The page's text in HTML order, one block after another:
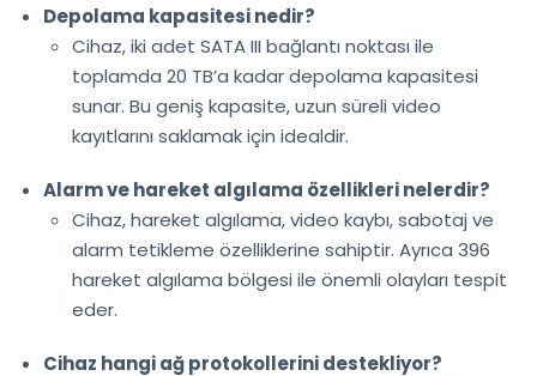
Depolama kapasitesi nedir?
Cihaz, iki adet SATA III bağlantı noktası ile
toplamda 20 TB’a kadar depolama kapasitesi
sunar. Bu geniş kapasite, uzun süreli video
kayıtlarını saklamak için idealdir.
Alarm ve hareket algılama özellikleri nelerdir?
Cihaz, hareket algılama, video kaybı, sabotaj ve
alarm tetikleme özelliklerine sahiptir. Ayrıca 396
hareket algılama bölgesi ile önemli olayları tespit
eder.
Cihaz hangi ağ protokollerini destekliyor?